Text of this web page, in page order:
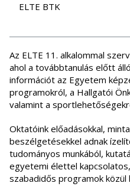
ELTE BTK
Az ELTE 11. alkalommal
ahol a továbbtanulás előtt
információt az Egyetem
programokról, a Hallgatói
valamint a
Oktatóink előadásokkal,
beszélgetésekkel adnak
tudományos munkából,
egyetemi élettel
szabadidős programok közül